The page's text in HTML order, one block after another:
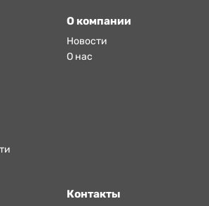
О компании
Новости
О нас
Контакты